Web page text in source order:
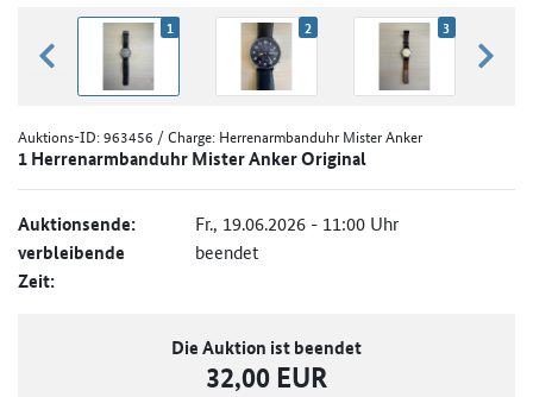
zurück blättern
1 2 3
Auktions-ID:963456 / Charge: Herrenarmbanduhr Mister Anker
1 Herrenarmbanduhr Mister Anker Original
Auktionsende: Fr., 19.06.2026 - 11:00 Uhr
verbleibende
Zeit:
beendet
Die Auktion ist beendet
32,00 EUR